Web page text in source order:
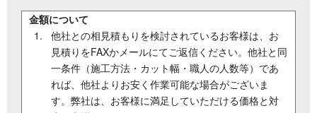
金額について
他社との相見積もりを検討されているお客様は、お
見積りをFAXかメールにてご返信ください。他社と同
一条件（施工方法・カット幅・職人の人数等）であ
れば、他社よりお安く作業可能な場合がございま
す。弊社は、お客様に満足していただける価格と対